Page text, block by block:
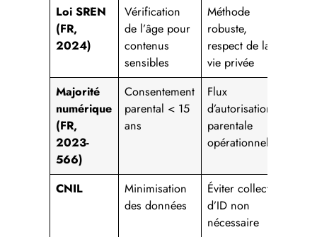
Loi SREN
(FR,
2024)
Vérification
de l’âge pour
contenus
sensibles
Méthode
robuste,
respect de la
vie privée
Majorité
numérique
(FR,
2023-
566)
Consentement
parental < 15
ans
Flux
d’autorisation
parentale
opérationnel
CNIL
Minimisation
des données
Éviter collecte
d’ID non
nécessaire